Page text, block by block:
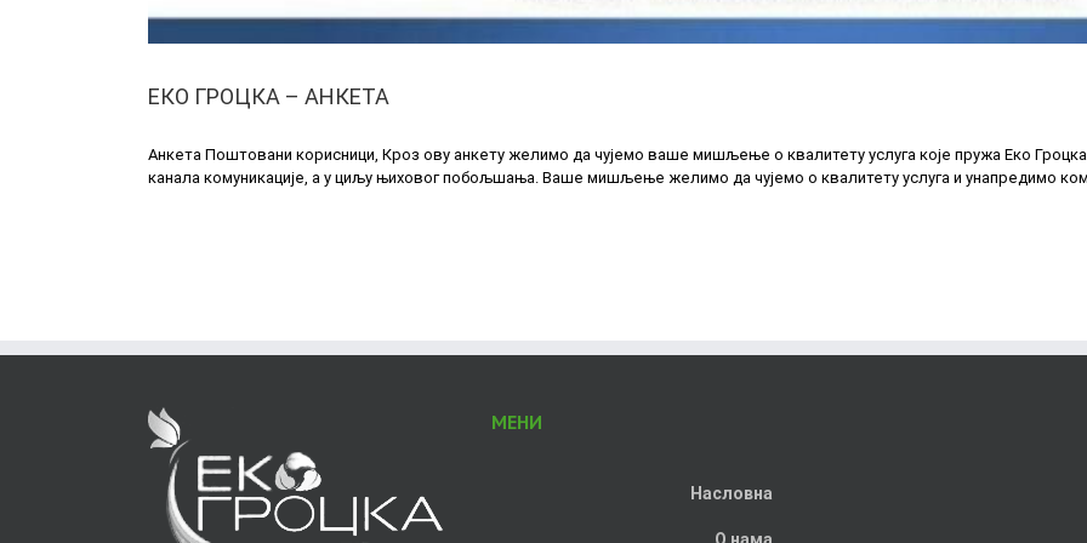
ЕКО ГРОЦКА – АНКЕТА
Анкета Поштовани корисници, Кроз ову анкету желимо да чујемо ваше мишљење о квалитету услуга које пружа Еко
канала комуникације, а у циљу њиховог побољшања. Ваше мишљење желимо да чујемо о квалитету услуга и унапредимо
МЕНИ
Насловна